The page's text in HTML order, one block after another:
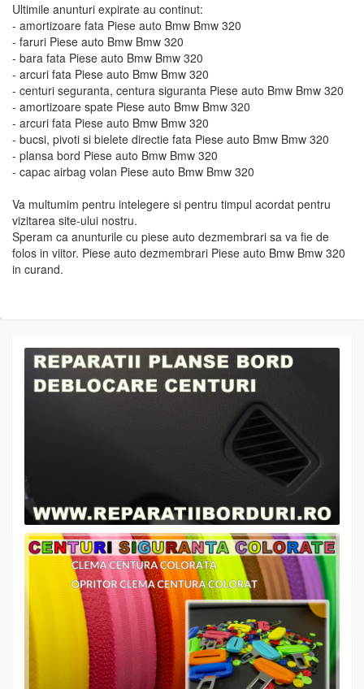
Ultimile anunturi expirate au continut:
- amortizoare fata Piese auto Bmw Bmw 320
- faruri Piese auto Bmw Bmw 320
- bara fata Piese auto Bmw Bmw 320
- arcuri fata Piese auto Bmw Bmw 320
- centuri seguranta, centura siguranta Piese auto Bmw Bmw 320
- amortizoare spate Piese auto Bmw Bmw 320
- arcuri fata Piese auto Bmw Bmw 320
- bucsi, pivoti si bielete directie fata Piese auto Bmw Bmw 320
- plansa bord Piese auto Bmw Bmw 320
- capac airbag volan Piese auto Bmw Bmw 320
Va multumim pentru intelegere si pentru timpul acordat pentru
vizitarea site-ului nostru.
Speram ca anunturile cu piese auto dezmembrari sa va fie de
folos in viitor. Piese auto dezmembrari Piese auto Bmw Bmw 320
in curand.